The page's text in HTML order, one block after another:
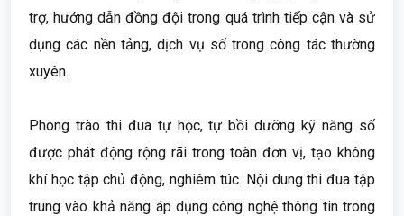
trợ, hướng dẫn đồng đội trong quá trình tiếp cận và sử
dụng các nền tảng, dịch vụ số trong công tác thường
xuyên.
Phong trào thi đua tự học, tự bồi dưỡng kỹ năng số
được phát động rộng rãi trong toàn đơn vị, tạo không
khí học tập chủ động, nghiêm túc. Nội dung thi đua tập
trung vào khả năng áp dụng công nghệ thông tin trong